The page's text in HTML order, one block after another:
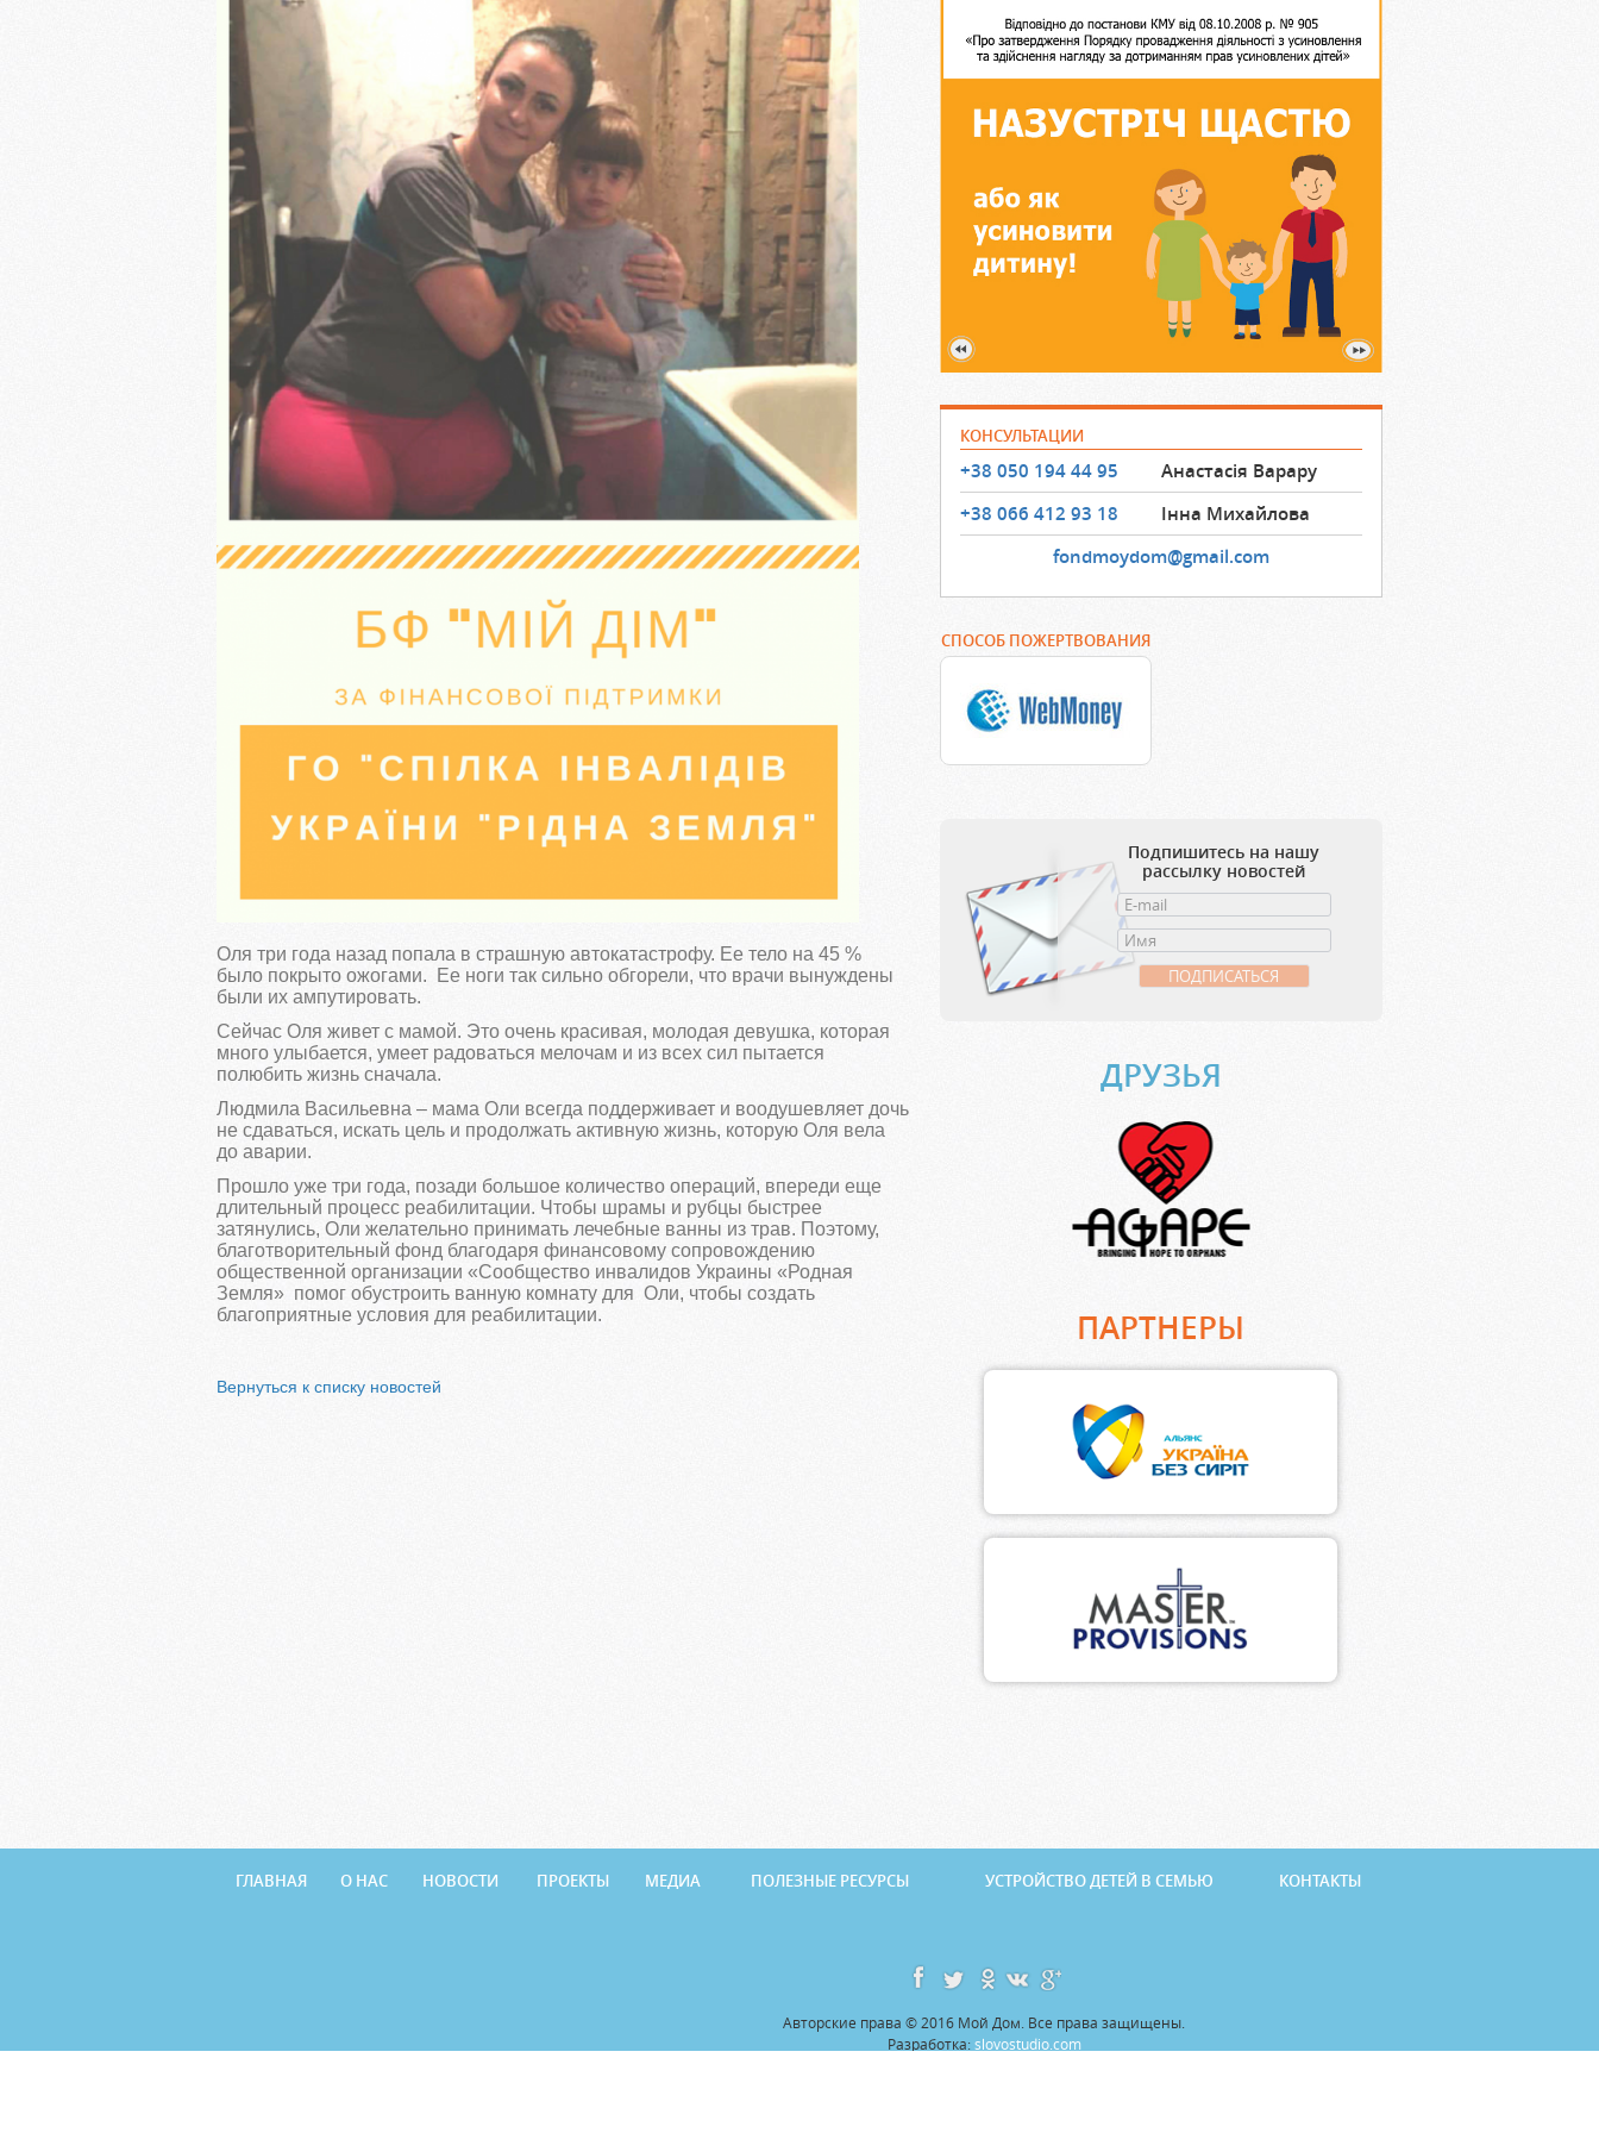
КОНСУЛЬТАЦИИ
+38 050 194 44 95
Анастасія Варару
+38 066 412 93 18
Інна Михайлова
fondmoydom@gmail.com
СПОСОБ ПОЖЕРТВОВАНИЯ
Подпишитесь на нашу
рассылку новостей
ДРУЗЬЯ
ПАРТНЕРЫ
Оля три года назад попала в страшную автокатастрофу. Ее тело на 45 %
было покрыто ожогами. Ее ноги так сильно обгорели, что врачи вынуждены
были их ампутировать.
Сейчас Оля живет с мамой. Это очень красивая, молодая девушка, которая
много улыбается, умеет радоваться мелочам и из всех сил пытается
полюбить жизнь сначала.
Людмила Васильевна – мама Оли всегда поддерживает и воодушевляет дочь
не сдаваться, искать цель и продолжать активную жизнь, которую Оля вела
до аварии.
Прошло уже три года, позади большое количество операций, впереди еще
длительный процесс реабилитации. Чтобы шрамы и рубцы быстрее
затянулись, Оли желательно принимать лечебные ванны из трав. Поэтому,
благотворительный фонд благодаря финансовому сопровождению
общественной организации «Сообщество инвалидов Украины «Родная
Земля» помог обустроить ванную комнату для Оли, чтобы создать
благоприятные условия для реабилитации.
Вернуться к списку новостей
ГЛАВНАЯ О НАС НОВОСТИ ПРОЕКТЫ МЕДИА ПОЛЕЗНЫЕ РЕСУРСЫ УСТРОЙСТВО ДЕТЕЙ В СЕМЬЮ КОНТАКТЫ
Авторские права © 2016 Мой Дом. Все права защищены.
Разработка:slovostudio.com